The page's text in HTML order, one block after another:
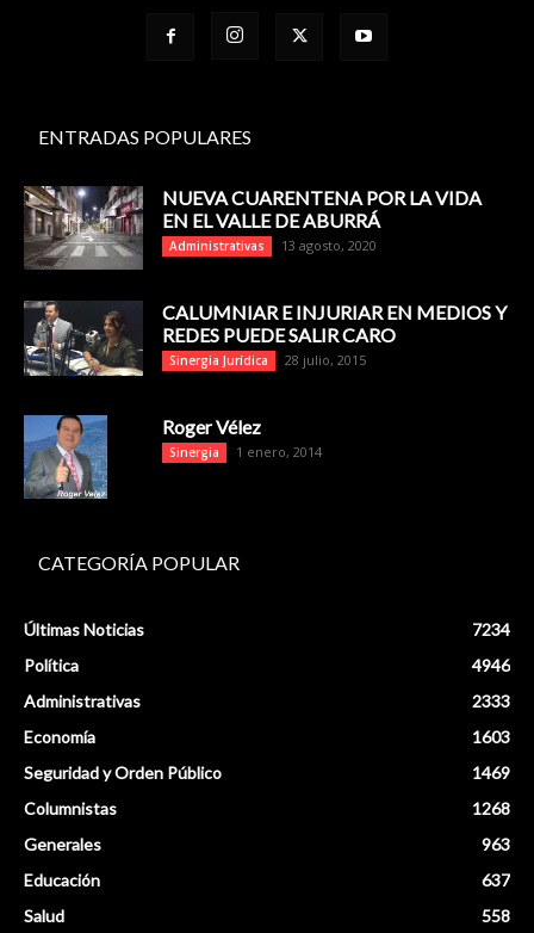
ENTRADAS POPULARES
NUEVA CUARENTENA POR LA VIDA
EN EL VALLE DE ABURRÁ
Administrativas 13 agosto, 2020
CALUMNIAR E INJURIAR EN MEDIOS Y
REDES PUEDE SALIR CARO
Sinergia Jurídica 28 julio, 2015
Roger Vélez
Sinergia 1 enero, 2014
CATEGORÍA POPULAR
Últimas Noticias
7234
Política
4946
Administrativas
2333
Economía
1603
Seguridad y Orden Público
1469
Columnistas
1268
Generales
963
Educación
637
Salud
558